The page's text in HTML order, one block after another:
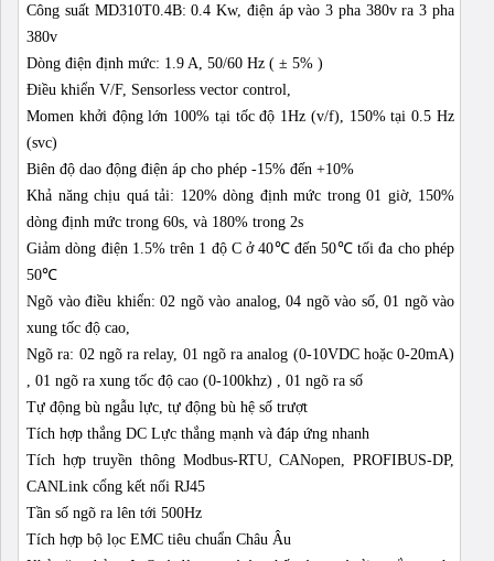
Công suất MD310T0.4B: 0.4 Kw, điện áp vào 3 pha 380v ra 3 pha
380v
Dòng điện định mức: 1.9 A, 50/60 Hz ( ± 5% )
Điều khiển V/F, Sensorless vector control,
Momen khởi động lớn 100% tại tốc độ 1Hz (v/f), 150% tại 0.5 Hz
(svc)
Biên độ dao động điện áp cho phép -15% đến +10%
Khả năng chịu quá tải: 120% dòng định mức trong 01 giờ, 150%
dòng định mức trong 60s, và 180% trong 2s
Giảm dòng điện 1.5% trên 1 độ C ở 40℃ đến 50℃ tối đa cho phép
50℃
Ngõ vào điều khiển: 02 ngõ vào analog, 04 ngõ vào số, 01 ngõ vào
xung tốc độ cao,
Ngõ ra: 02 ngõ ra relay, 01 ngõ ra analog (0-10VDC hoặc 0-20mA)
, 01 ngõ ra xung tốc độ cao (0-100khz) , 01 ngõ ra số
Tự động bù ngẫu lực, tự động bù hệ số trượt
Tích hợp thắng DC Lực thắng mạnh và đáp ứng nhanh
Tích hợp truyền thông Modbus-RTU, CANopen, PROFIBUS-DP,
CANLink cổng kết nối RJ45
Tần số ngõ ra lên tới 500Hz
Tích hợp bộ lọc EMC tiêu chuẩn Châu Âu